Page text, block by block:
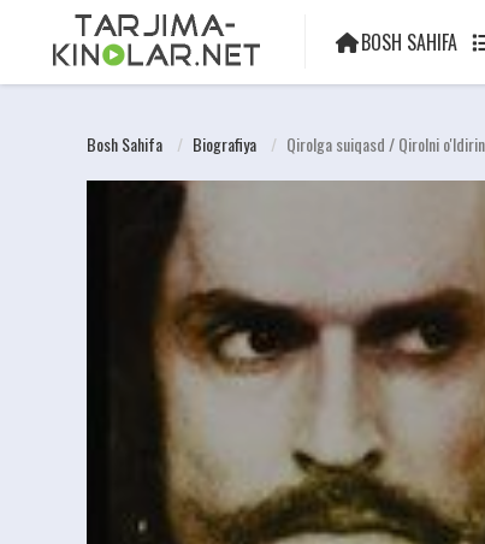
BOSH SAHIFA
Bosh Sahifa Biografiya Qirolga suiqasd / Qirolni